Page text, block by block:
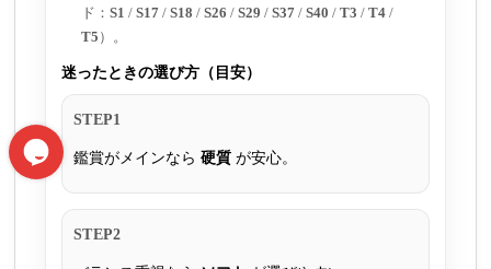
ド： S1 / S17 / S18 / S26 / S29 / S37 / S40 / T3 / T4 /
T5 ）。
迷ったときの選び方（目安）
STEP1
鑑賞がメインなら 硬質 が安心。
STEP2